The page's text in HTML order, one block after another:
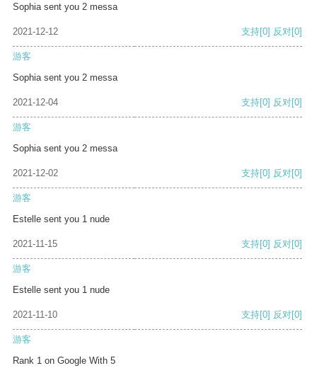
Sophia sent you 2 messa
2021-12-12 支持[0] 反对[0]
游客
Sophia sent you 2 messa
2021-12-04 支持[0] 反对[0]
游客
Sophia sent you 2 messa
2021-12-02 支持[0] 反对[0]
游客
Estelle sent you 1 nude
2021-11-15 支持[0] 反对[0]
游客
Estelle sent you 1 nude
2021-11-10 支持[0] 反对[0]
游客
Rank 1 on Google With 5